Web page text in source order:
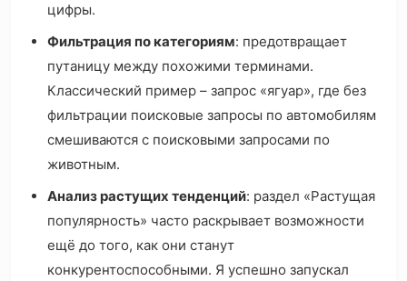
цифры.
Фильтрация по категориям: предотвращает
путаницу между похожими терминами.
Классический пример – запрос «ягуар», где без
фильтрации поисковые запросы по автомобилям
смешиваются с поисковыми запросами по
животным.
Анализ растущих тенденций: раздел «Растущая
популярность» часто раскрывает возможности
ещё до того, как они станут
конкурентоспособными. Я успешно запускал